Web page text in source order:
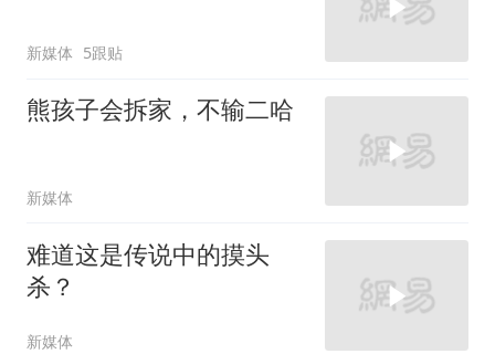
新媒体 5跟贴
熊孩子会拆家，不输二哈
新媒体
难道这是传说中的摸头
杀？
新媒体